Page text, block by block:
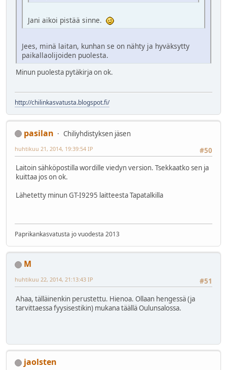
Jani aikoi pistää sinne.
Jees, minä laitan, kunhan se on nähty ja hyväksytty
paikallaolijoiden puolesta.
Minun puolesta pytäkirja on ok.
http://chilinkasvatusta.blogspot.fi/
pasilan
Chiliyhdistyksen jäsen
#50
huhtikuu 21, 2014, 19:39:54 IP
Laitoin sähköpostilla wordille viedyn version. Tsekkaatko sen ja
kuittaa jos on ok.
Lähetetty minun GT-I9295 laitteesta Tapatalkilla
Paprikankasvatusta jo vuodesta 2013
M
#51
huhtikuu 22, 2014, 21:13:43 IP
Ahaa, tälläinenkin perustettu. Hienoa. Ollaan hengessä (ja
tarvittaessa fyysisestikin) mukana täällä Oulunsalossa.
jaolsten